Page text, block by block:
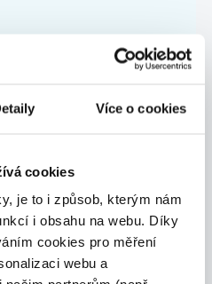
Více o cookies
cookies
je to i způsob, kterým nám
i obsahu na webu. Díky
cookies pro měření
webu a
závod
Řídit realizace sta...